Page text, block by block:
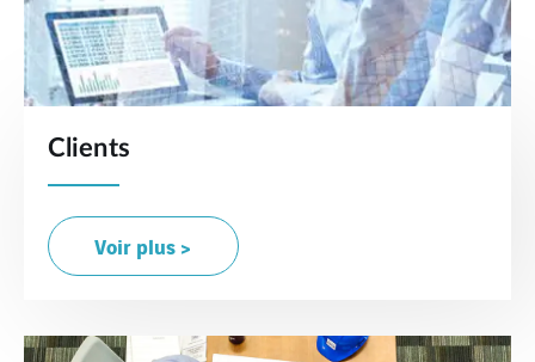
Clients
Voir plus >